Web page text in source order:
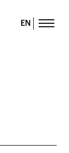
EN